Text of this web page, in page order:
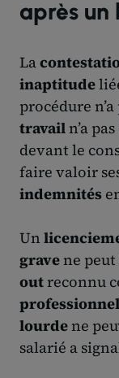
après un
La
inaptitude
procédure
travailn’a
devant le
faire valoir
indemnités
Un
gravene
outreconnu
lourdene
salarié a